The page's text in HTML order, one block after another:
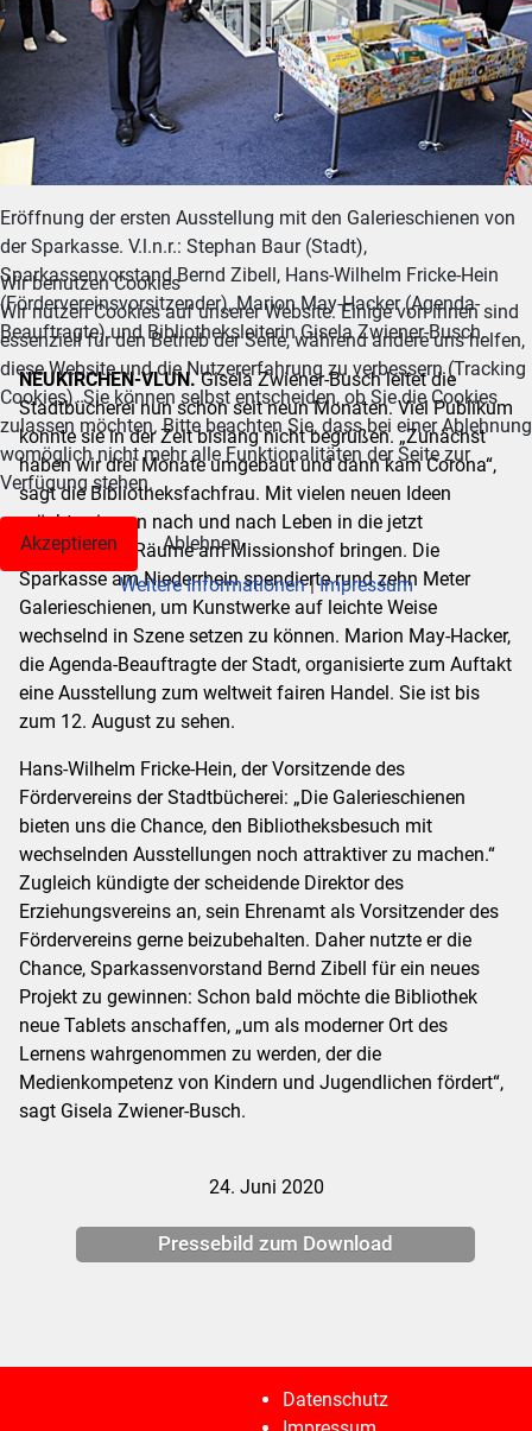
Eröffnung der ersten Ausstellung mit den Galerieschienen von
der Sparkasse. V.l.n.r.: Stephan Baur (Stadt),
Sparkassenvorstand Bernd Zibell, Hans-Wilhelm Fricke-Hein
(Fördervereinsvorsitzender), Marion May-Hacker (Agenda-
Beauftragte) und Bibliotheksleiterin Gisela Zwiener-Busch.
NEUKIRCHEN-VLUN.Gisela Zwiener-Busch leitet die
Stadtbücherei nun schon seit neun Monaten. Viel Publikum
konnte sie in der Zeit bislang nicht begrüßen. „Zunächst
haben wir drei Monate umgebaut und dann kam Corona“,
sagt die Bibliotheksfachfrau. Mit vielen neuen Ideen
möchte sie nun nach und nach Leben in die jetzt
barrierefreien Räume am Missionshof bringen. Die
Sparkasse am Niederrhein spendierte rund zehn Meter
Galerieschienen, um Kunstwerke auf leichte Weise
wechselnd in Szene setzen zu können. Marion May-Hacker,
die Agenda-Beauftragte der Stadt, organisierte zum Auftakt
eine Ausstellung zum weltweit fairen Handel. Sie ist bis
zum 12. August zu sehen.
Hans-Wilhelm Fricke-Hein, der Vorsitzende des
Fördervereins der Stadtbücherei: „Die Galerieschienen
bieten uns die Chance, den Bibliotheksbesuch mit
wechselnden Ausstellungen noch attraktiver zu machen.“
Zugleich kündigte der scheidende Direktor des
Erziehungsvereins an, sein Ehrenamt als Vorsitzender des
Fördervereins gerne beizubehalten. Daher nutzte er die
Chance, Sparkassenvorstand Bernd Zibell für ein neues
Projekt zu gewinnen: Schon bald möchte die Bibliothek
neue Tablets anschaffen, „um als moderner Ort des
Lernens wahrgenommen zu werden, der die
Medienkompetenz von Kindern und Jugendlichen fördert“,
sagt Gisela Zwiener-Busch.
24. Juni 2020
Pressebild zum Download
Datenschutz
Wir benutzen Cookies
Wir nutzen Cookies auf unserer Website. Einige von ihnen sind
essenziell für den Betrieb der Seite, während andere uns helfen,
diese Website und die Nutzererfahrung zu verbessern (Tracking
Cookies). Sie können selbst entscheiden, ob Sie die Cookies
zulassen möchten. Bitte beachten Sie, dass bei einer Ablehnung
womöglich nicht mehr alle Funktionalitäten der Seite zur
Verfügung stehen.
Akzeptieren
Ablehnen
Weitere Informationen|Impressum